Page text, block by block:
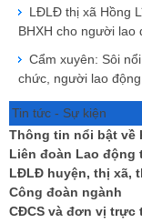
LĐLĐ thị xã Hồng
BHXH cho người lao
Cẩm xuyên: Sôi
chức, người lao
Tin tức - Sự kiện
Thông tin nổi bật về
Liên đoàn Lao động
LĐLĐ huyện, thị xã,
Công đoàn ngành
CĐCS và đơn vị trực